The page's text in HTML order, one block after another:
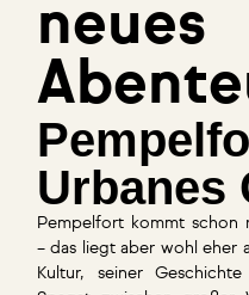
neues
Urbanes
Pempelfort kommt schon
– das liegt aber wohl eher
Kultur, seiner